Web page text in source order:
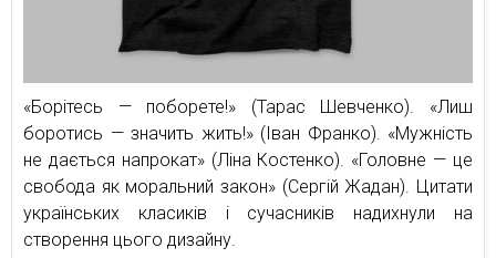
«Борітесь — поборете!» (Тарас Шевченко). «Лиш
боротись — значить жить!» (Іван Франко). «Мужність
не дається напрокат» (Ліна Костенко). «Головне — це
свобода як моральний закон» (Сергій Жадан). Цитати
українських класиків і сучасників надихнули на
створення цього дизайну.